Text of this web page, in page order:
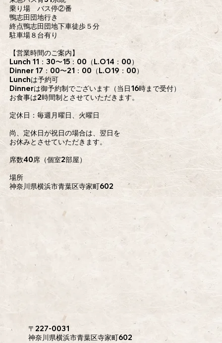
乗り場 バス停②番
鴨志田団地行き
終点鴨志田団地下車徒歩５分
駐車場８台有り
【営業時間のご案内】
Lunch 11：30〜15：00（L.O14：00）
Dinner 17：00〜21：00（L.O19：00）
Lunchは予約可
Dinnerは御予約制でございます（当日16時まで受付）
お食事は2時間制とさせていただきます。
定休日：毎週月曜日、火曜日
尚、定休日が祝日の場合は、翌日を
お休みとさせていただきます。
席数40席（個室2部屋）
​場所
神奈川県横浜市青葉区寺家町602
​〒227‐0031
​神奈川県横浜市青葉区寺家町602